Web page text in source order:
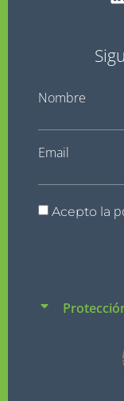
Nombre
Email
Acepto la